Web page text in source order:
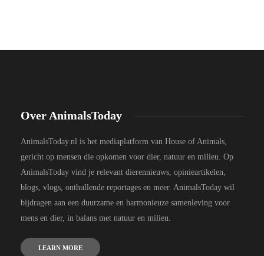
Over AnimalsToday
AnimalsToday.nl is het mediaplatform van House of Animals,
gericht op mensen die opkomen voor dier, natuur en milieu. Op
AnimalsToday vind je relevant dierennieuws, opinieartikelen,
blogs, vlogs, onthullende reportages en meer. AnimalsToday wil
bijdragen aan een duurzame en harmonieuze samenleving voor
mens en dier, in balans met natuur en milieu.
LEARN MORE